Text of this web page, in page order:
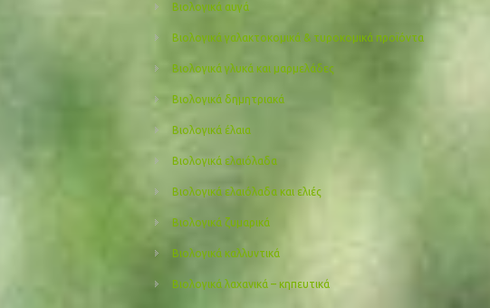
Βιολογικά αυγά
Βιολογικά γαλακτοκομικά & τυροκομικά προϊόντα
Βιολογικά γλυκά και μαρμελάδες
Βιολογικά δημητριακά
Βιολογικά έλαια
Βιολογικά ελαιόλαδα
Βιολογικά ελαιόλαδα και ελιές
Βιολογικά ζυμαρικά
Βιολογικά καλλυντικά
Βιολογικά λαχανικά – κηπευτικά